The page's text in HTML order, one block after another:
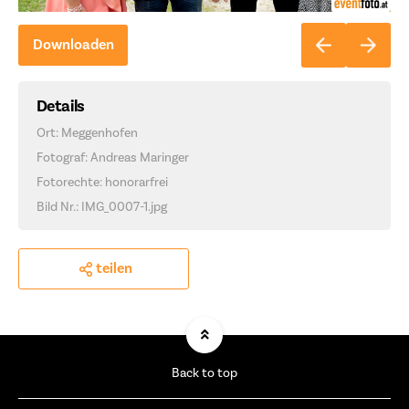
Downloaden
Details
Ort: Meggenhofen
Fotograf: Andreas Maringer
Fotorechte: honorarfrei
Bild Nr.: IMG_0007-1.jpg
teilen
Back to top